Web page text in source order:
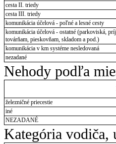
cesta II. triedy
cesta III. triedy
komunikácia účelová - poľné a lesné cesty
komunikácia účelová - ostatné (parkoviská,
továrňam, pieskovňam, skladom a pod.)
komunikácia v km systéme nesledovaná
nezadané
Nehody podľa
železničné priecestie
iné
NEZADANÉ
Kategória